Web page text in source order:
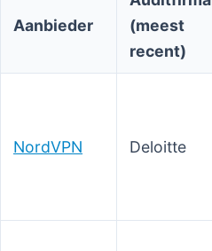
Aanbieder
(meest
recent)
NordVPN Deloitte